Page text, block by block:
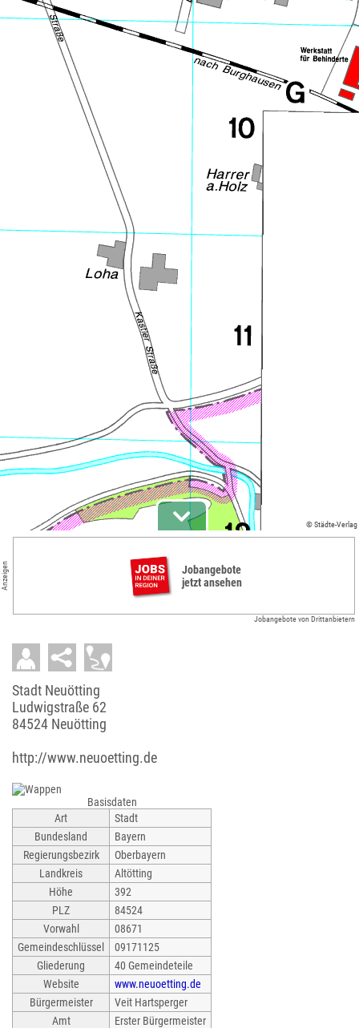
© Städte-Verlag
Anzeigen
Jobangebote
jetzt ansehen
Jobangebote von Drittanbietern
Stadt Neuötting
Ludwigstraße 62
84524 Neuötting
http://www.neuoetting.de
Basisdaten
Art
Stadt
Bundesland
Bayern
Regierungsbezirk
Oberbayern
Landkreis
Altötting
Höhe
392
PLZ
84524
Vorwahl
08671
Gemeindeschlüssel
09171125
Gliederung
40 Gemeindeteile
Website
www.neuoetting.de
Bürgermeister
Veit Hartsperger
Amt
Erster Bürgermeister